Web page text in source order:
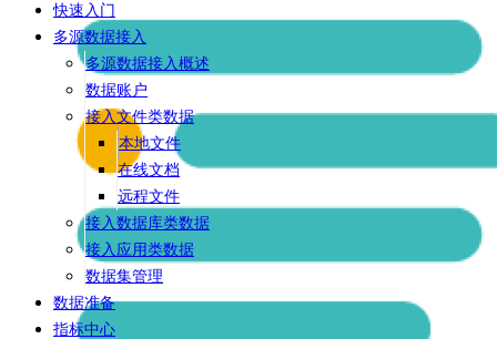
快速入门
多源数据接入
多源数据接入概述
数据账户
接入文件类数据
本地文件
在线文档
远程文件
接入数据库类数据
接入应用类数据
数据集管理
数据准备
指标中心